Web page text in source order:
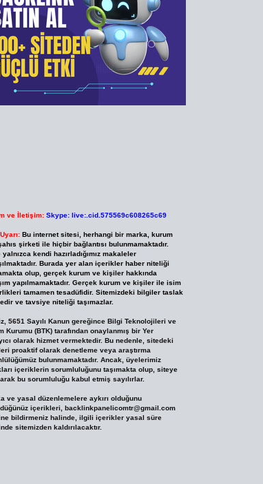
ve İletişim: Skype: live:.cid.575569c608265c69
Bu internet sitesi, herhangi bir marka, kurum
şirketi ile hiçbir bağlantısı bulunmamaktadır.
yalnızca kendi hazırladığımız makaleler
Burada yer alan içerikler haber niteliği
olup, gerçek kurum ve kişiler hakkında
yapılmamaktadır. Gerçek kurum ve kişiler ile isim
tamamen tesadüfidir. Sitemizdeki bilgiler taslak
ve tavsiye niteliği taşımazlar.
5651 Sayılı Kanun gereğince Bilgi Teknolojileri ve
Kurumu (BTK) tarafından onaylanmış bir Yer
olarak hizmet vermektedir. Bu nedenle, sitedeki
proaktif olarak denetleme veya araştırma
bulunmamaktadır. Ancak, üyelerimiz
içeriklerin sorumluluğunu taşımakta olup, siteye
bu sorumluluğu kabul etmiş sayılırlar.
ve yasal düzenlemelere aykırı olduğunu
içerikleri, backlinkpanelicomtr@gmail.com
bildirmeniz halinde, ilgili içerikler yasal süre
sitemizden kaldırılacaktır.